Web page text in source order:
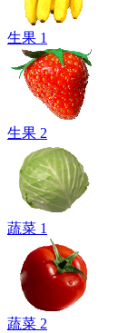
生果 1
生果 2
蔬菜 1
蔬菜 2